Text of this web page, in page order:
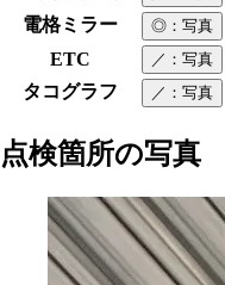
電格ミラー ◎ ：写真
ETC ／ ：写真
タコグラフ ／ ：写真
点検箇所の写真